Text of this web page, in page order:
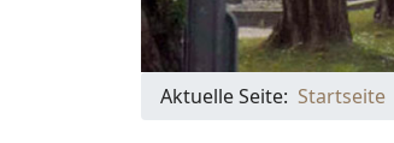
Aktuelle Seite: Startseite